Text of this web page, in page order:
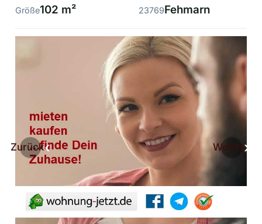
Größe102 m² 23769Fehmarn
Zurück Weiter